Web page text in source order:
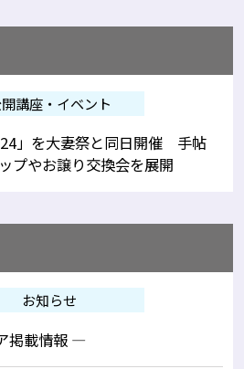
講座・イベント
」を大妻祭と同日開催 手帖
プやお譲り交換会を展開
お知らせ
掲載情報 —